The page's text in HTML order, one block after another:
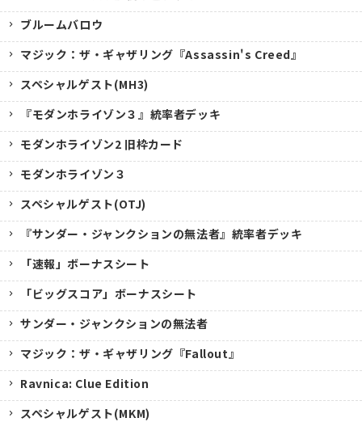
ブルームバロウ
マジック：ザ・ギャザリング『Assassin's Creed』
スペシャルゲスト(MH3)
『モダンホライゾン３』統率者デッキ
モダンホライゾン2 旧枠カード
モダンホライゾン３
スペシャルゲスト(OTJ)
『サンダー・ジャンクションの無法者』統率者デッキ
「速報」ボーナスシート
「ビッグスコア」ボーナスシート
サンダー・ジャンクションの無法者
マジック：ザ・ギャザリング『Fallout』
Ravnica: Clue Edition
スペシャルゲスト(MKM)